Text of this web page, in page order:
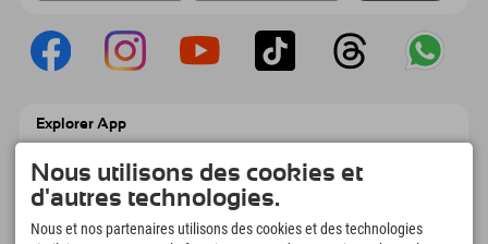
Explorer App
Explorer à emporter avec aperçu de vos
réservations, liste de choses à faire, aperçu
des restaurants et bien plus encore.
Téléchargez-le maintenant !
Nous utilisons des cookies et
d'autres technologies.
Nous et nos partenaires utilisons des cookies et des technologies